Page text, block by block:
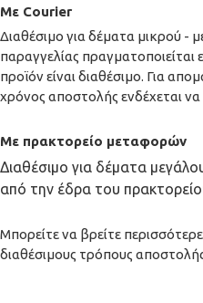
Με Courier
Διαθέσιμο για δέματα μικρού -
παραγγελίας
προϊόν είναι διαθέσιμο. Για
χρόνος αποστολής ενδέχεται να
Με πρακτορείο μεταφορών
Διαθέσιμο για δέματα
από την έδρα του
Μπορείτε να βρείτε
διαθέσιμους τρόπους